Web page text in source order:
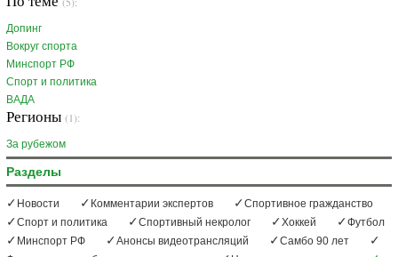
Допинг
Вокруг спорта
Минспорт РФ
Спорт и политика
ВАДА
Регионы (1):
За рубежом
Разделы
Новости Комментарии экспертов
Спортивное гражданство
Спорт и политика
Спортивный некролог Хоккей
Футбол
Минспорт РФ
Анонсы видеотрансляций
Самбо 90 лет